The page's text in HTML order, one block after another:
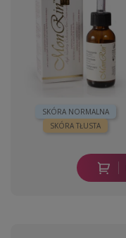
SKÓRA NORMALNA
SKÓRA TŁUSTA